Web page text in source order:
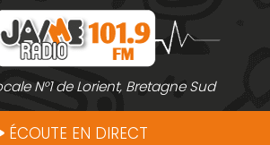
N°1 de Lorient, Bretagne Sud
ÉCOUTE EN DIRECT